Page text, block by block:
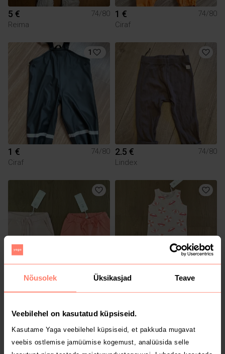
Nõusolek Üksikasjad Teave
Veebilehel on kasutatud küpsiseid.
Kasutame Yaga veebilehel küpsiseid, et pakkuda mugavat
veebis ostlemise jamüümise kogemust, analüüsida selle
5 €
74/80
Reima
1 €
74/80
Ciraf
1
1 €
74/80
Ciraf
2.5 €
74/80
Lindex
10 €